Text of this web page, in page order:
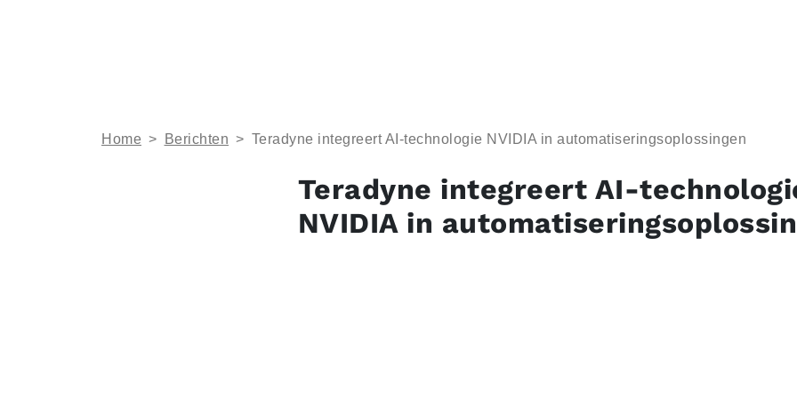
Home > Berichten > Teradyne integreert AI-technologie NVIDIA in automatiseringsoplossingen
Teradyne integreert AI-
NVIDIA in